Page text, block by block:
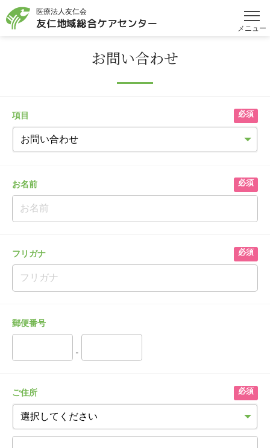
メニュー
医療法人友仁会
友仁地域総合ケアセンター
お問い合わせ
項目
お名前
フリガナ
郵便番号
-
ご住所